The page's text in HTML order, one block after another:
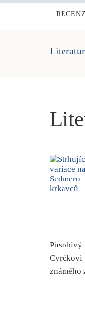
Působivý
Cvrčkovi
známého